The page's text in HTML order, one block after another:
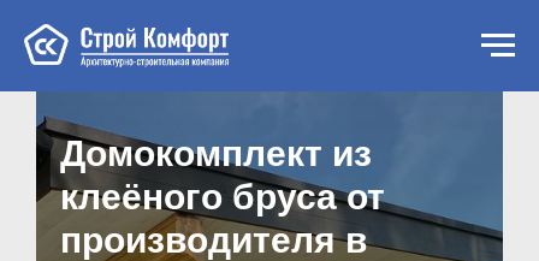
Домокомплект из
клеёного бруса от
производителя в